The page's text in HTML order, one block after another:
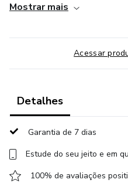
University demonstram que
habilidades sociais e
começam a se desenvolver
altamente influenciadas
Você aprenderá a:
Executivas e como se
Mostrar mais
Acessar
Detalhes
Garantia de 7 dias
Estude do seu jeito e em
100% de avaliações